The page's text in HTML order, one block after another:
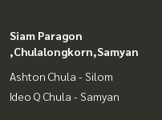
Siam Paragon
,Chulalongkorn,Samyan
Ashton Chula - Silom
Ideo Q Chula - Samyan